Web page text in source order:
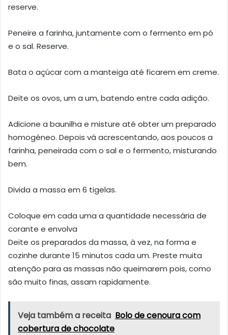
reserve.
Peneire a farinha, juntamente com o fermento em pó
e o sal. Reserve.
Bata o açúcar com a manteiga até ficarem em creme.
Deite os ovos, um a um, batendo entre cada adição.
Adicione a baunilha e misture até obter um preparado
homogéneo. Depois vá acrescentando, aos poucos a
farinha, peneirada com o sal e o fermento, misturando
bem.
Divida a massa em 6 tigelas.
Coloque em cada uma a quantidade necessária de
corante e envolva
Deite os preparados da massa, à vez, na forma e
cozinhe durante 15 minutos cada um. Preste muita
atenção para as massas não queimarem pois, como
são muito finas, assam rapidamente.
Veja também a receita Bolo de cenoura com
cobertura de chocolate